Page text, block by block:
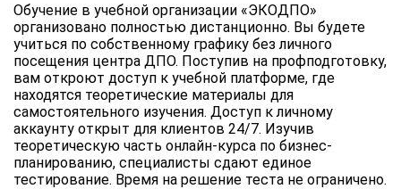
Обучение в учебной организации «ЭКОДПО»
организовано полностью дистанционно. Вы будете
учиться по собственному графику без личного
посещения центра ДПО. Поступив на профподготовку,
вам откроют доступ к учебной платформе, где
находятся теоретические материалы для
самостоятельного изучения. Доступ к личному
аккаунту открыт для клиентов 24/7. Изучив
теоретическую часть онлайн-курса по бизнес-
планированию, специалисты сдают единое
тестирование. Время на решение теста не ограничено.